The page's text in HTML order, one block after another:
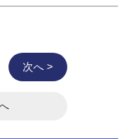
次へ >